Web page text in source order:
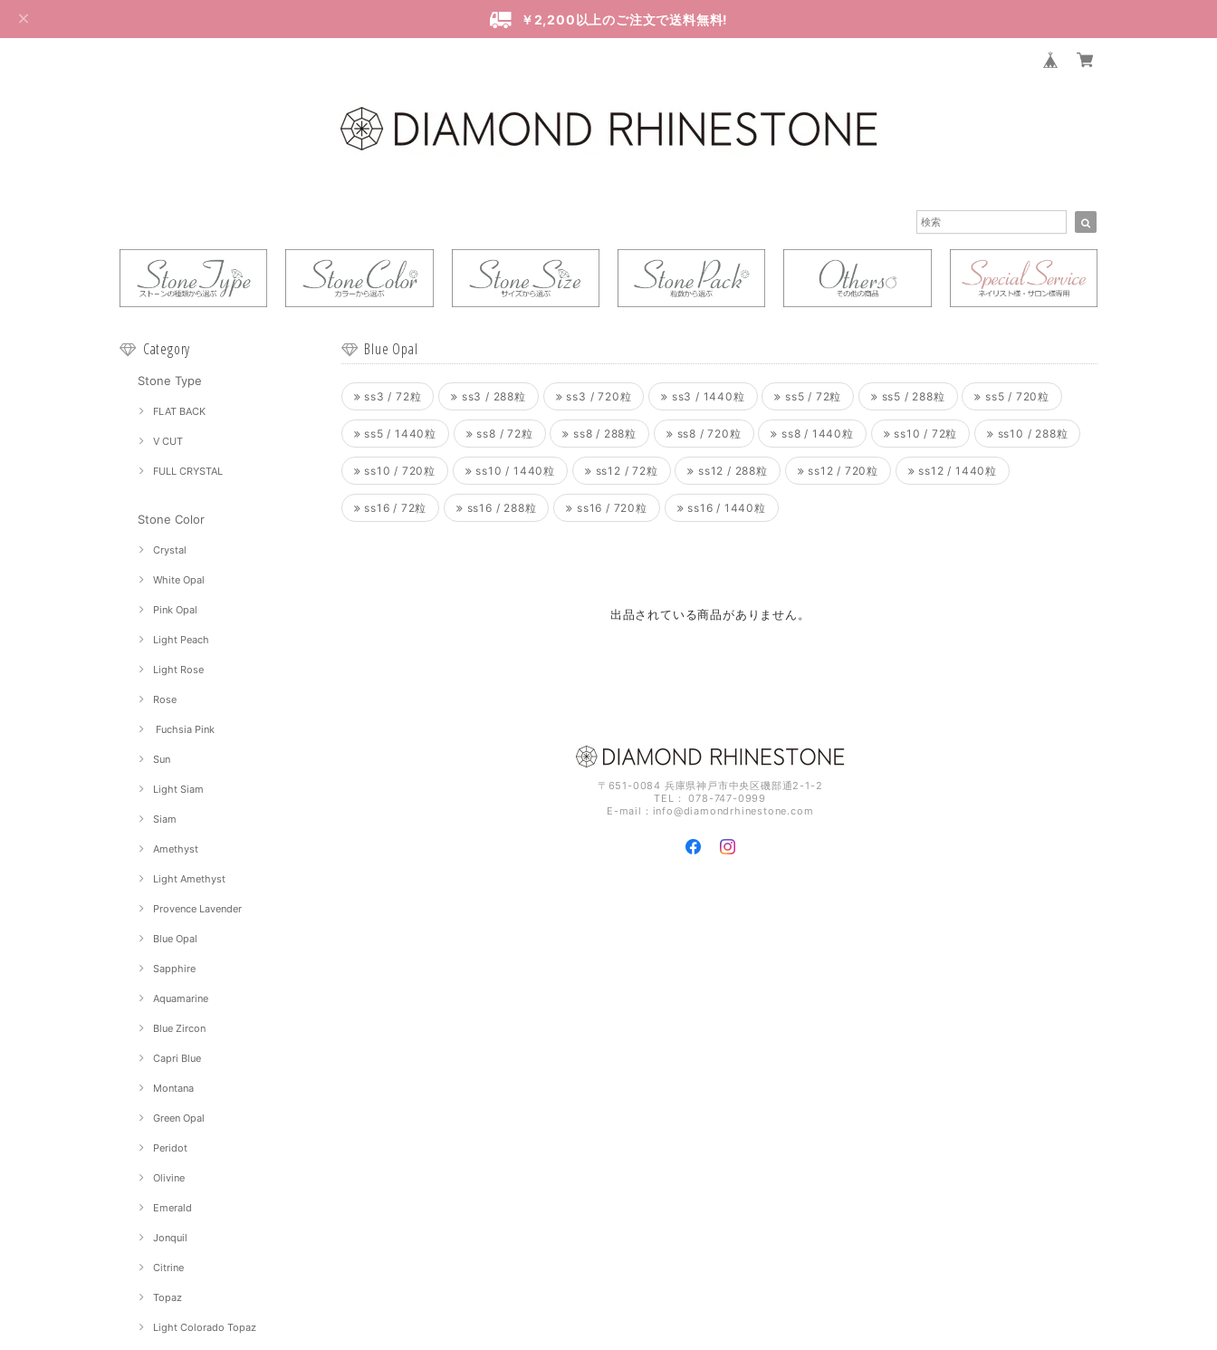
￥2,200以上のご注文で送料無料!
Category
Stone Type
FLAT BACK
V CUT
FULL CRYSTAL
Stone Color
Crystal
White Opal
Pink Opal
Light Peach
Light Rose
Rose
Fuchsia Pink
Sun
Light Siam
Siam
Amethyst
Light Amethyst
Provence Lavender
Blue Opal
Sapphire
Aquamarine
Blue Zircon
Capri Blue
Montana
Green Opal
Peridot
Olivine
Emerald
Jonquil
Citrine
Topaz
Light Colorado Topaz
Blue Opal
ss3 / 72粒 ss3 / 288粒 ss3 / 720粒 ss3 / 1440粒 ss5 / 72粒 ss5 / 288粒 ss5 / 720粒
ss5 / 1440粒 ss8 / 72粒 ss8 / 288粒 ss8 / 720粒 ss8 / 1440粒 ss10 / 72粒 ss10 / 288粒
ss10 / 720粒 ss10 / 1440粒 ss12 / 72粒 ss12 / 288粒 ss12 / 720粒 ss12 / 1440粒
ss16 / 72粒 ss16 / 288粒 ss16 / 720粒 ss16 / 1440粒
出品されている商品がありません。
〒651-0084 兵庫県神戸市中央区磯部通2-1-2
TEL： 078-747-0999
E-mail： info@diamondrhinestone.com